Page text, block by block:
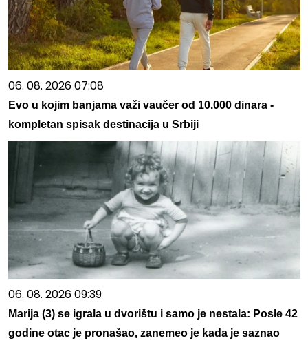
06. 08. 2026 07:08
Evo u kojim banjama važi vaučer od 10.000 dinara -
kompletan spisak destinacija u Srbiji
06. 08. 2026 09:39
Marija (3) se igrala u dvorištu i samo je nestala: Posle 42
godine otac je pronašao, zanemeo je kada je saznao